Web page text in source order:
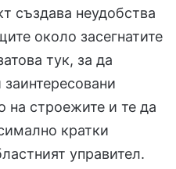
създава неудобства
около засегнатите
тук, за да
на строежите и те да
кратки
управител.